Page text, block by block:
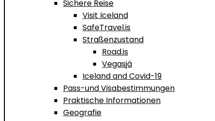
Sichere Reise
Visit Iceland
SafeTravel.is
Straßenzustand
Road.is
Vegasjá
Iceland and Covid-19
Pass-und Visabestimmungen
Praktische Informationen
Geografie